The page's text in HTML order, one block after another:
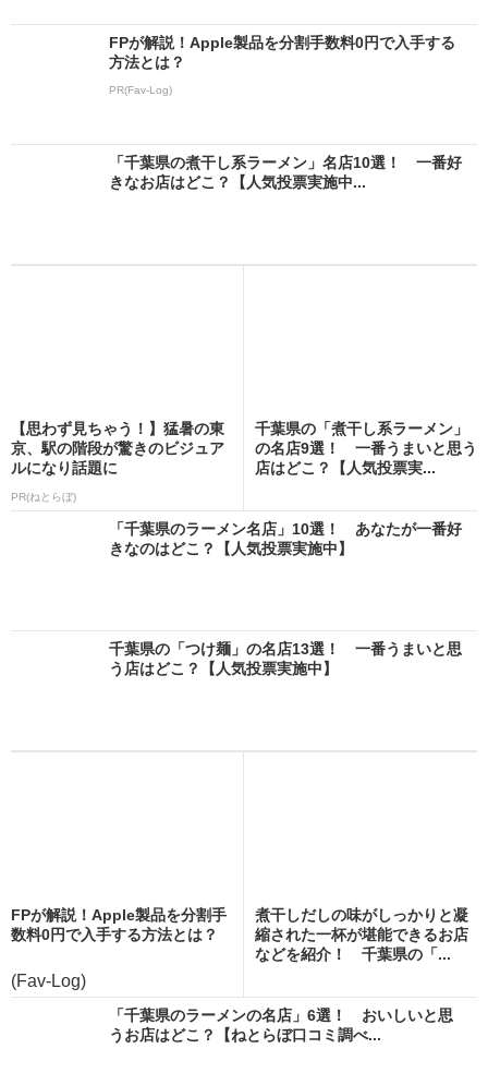
FPが解説！Apple製品を分割手数料0円で入手する
方法とは？
PR(Fav-Log)
「千葉県の煮干し系ラーメン」名店10選！ 一番好
きなお店はどこ？【人気投票実施中...
【思わず見ちゃう！】猛暑の東
京、駅の階段が驚きのビジュア
ルになり話題に
PR(ねとらぼ)
千葉県の「煮干し系ラーメン」
の名店9選！ 一番うまいと思う
店はどこ？【人気投票実...
「千葉県のラーメン名店」10選！ あなたが一番好
きなのはどこ？【人気投票実施中】
千葉県の「つけ麺」の名店13選！ 一番うまいと思
う店はどこ？【人気投票実施中】
FPが解説！Apple製品を分割手
数料0円で入手する方法とは？
(Fav-Log)
煮干しだしの味がしっかりと凝
縮された一杯が堪能できるお店
などを紹介！ 千葉県の「...
「千葉県のラーメンの名店」6選！ おいしいと思
うお店はどこ？【ねとらぼ口コミ調べ...